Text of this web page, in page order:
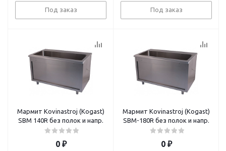
Под заказ Под заказ
Мармит Kovinastroj (Kogast)
SBM 140R без полок и напр.
0₽
Мармит Kovinastroj (Kogast)
SBM-180R без полок и напр.
0₽